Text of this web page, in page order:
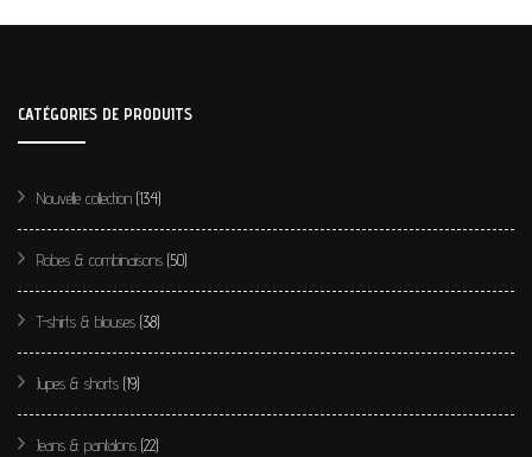
CATÉGORIES DE PRODUITS
Nouvelle collection (134)
Robes & combinaisons (50)
T-shirts & blouses (38)
Jupes & shorts (19)
Jeans & pantalons (22)